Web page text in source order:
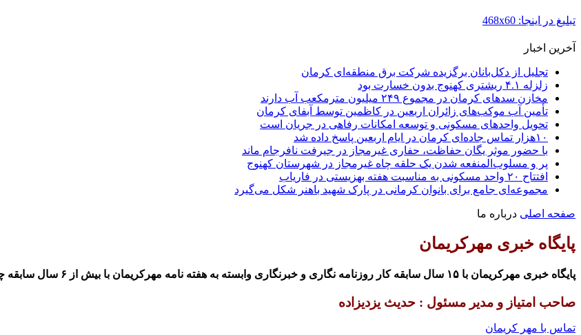
تبلیغ در اینجا: 468x60
آخرین اخبار
تجلیل از دکل‌بانان برگزیده شرکت برق منطقه‌ای کرمان
زلزله ۴.۱ ریشتری کهنوج بدون خسارت بود
مخازن سدهای کرمان در مجموع ۲۴۹ میلیون مترمکعب آب دارند
تأمین آب موکب‌های زائران اربعین در کاظمین توسط آبفای کرمان
تحویل واحدهای مسکونی و توسعه امکانات رفاهی در جریان است
۱۰هزار تماس جاده‌ای کرمان در ایام اربعین پاسخ داده شد
با حضور موثر یگان حفاظت، حفاری غیرمجاز در جیرفت نافرجام ماند
پر و مسلوب‌المنفعه شدن یک حلقه چاه غیرمجاز در شهرستان کهنوج
افتتاح ۲۰ واحد مسکونی به مناسبت هفته بهزیستی در فاریاب
مجموعه‌ای جامع برای بانوان کرمانی در پارک شهید باهنر شکل می‌گیرد
صفحه اصلی درباره ما
پایگاه خبری مهرکریمان
پایگاه خبری مهرکریمان با ۱۵ سال سابقه کار روزنامه نگاری و خبرنگاری وابسته به هفته نامه مهرکریمان با بیش از ۶ سال سابقه چاپ و انتشار
صاحب امتیاز و مدیر مسئول : حدیث یزدیزاده
تماس با مهر کریمان